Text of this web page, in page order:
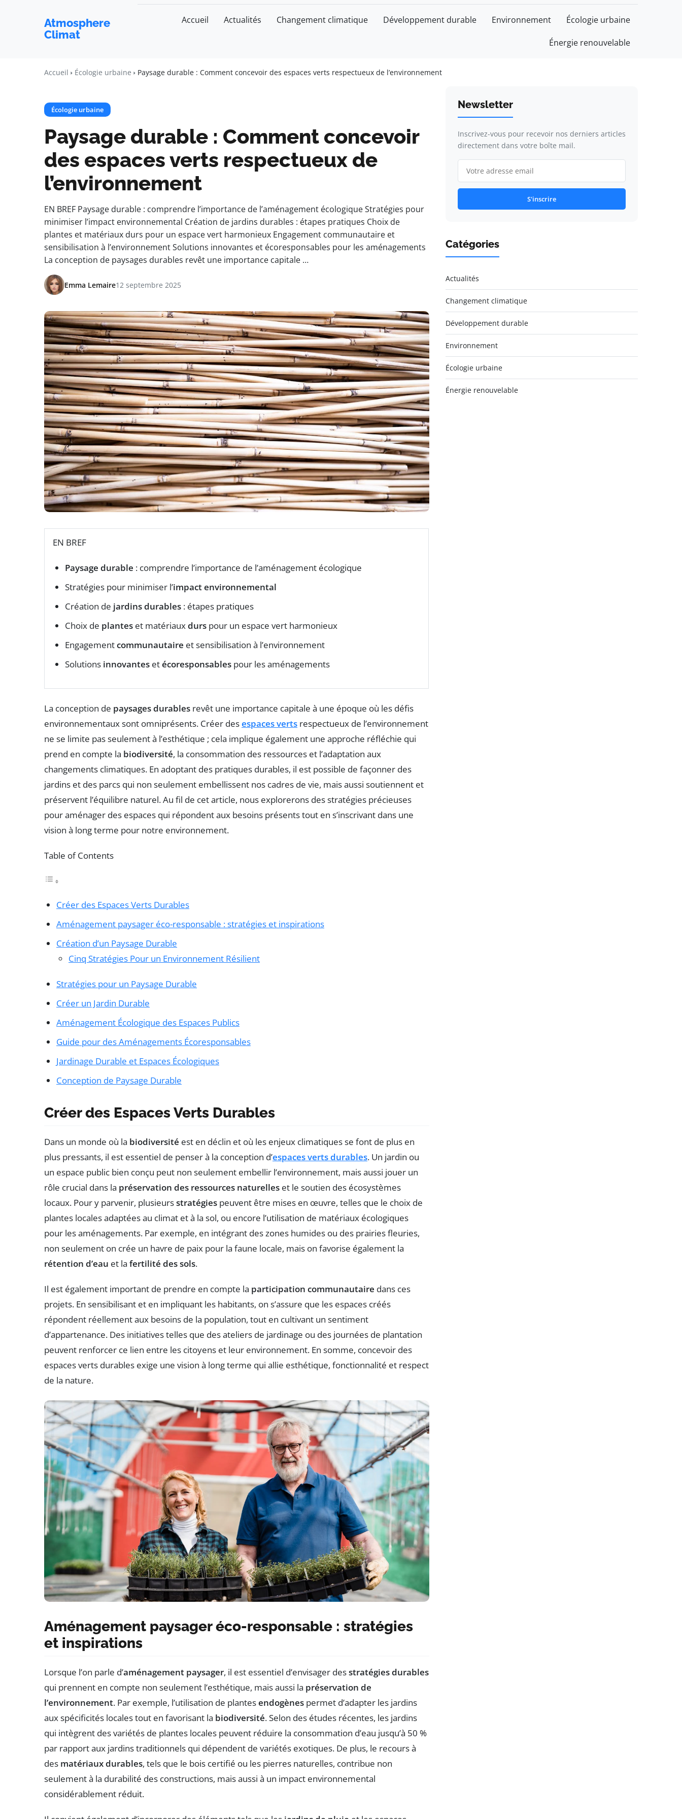
Atmosphere
Climat
Accueil Actualités Changement climatique Développement durable Environnement Écologie urbaine
Énergie renouvelable
Accueil Écologie urbaine Paysage durable : Comment concevoir des espaces verts respectueux de l’environnement
Écologie urbaine
Paysage durable : Comment concevoir
des espaces verts respectueux de
l’environnement
EN BREF Paysage durable : comprendre l’importance de l’aménagement écologique Stratégies pour
minimiser l’impact environnemental Création de jardins durables : étapes pratiques Choix de
plantes et matériaux durs pour un espace vert harmonieux Engagement communautaire et
sensibilisation à l’environnement Solutions innovantes et écoresponsables pour les aménagements
La conception de paysages durables revêt une importance capitale …
Emma Lemaire12 septembre 2025
EN BREF
Paysage durable : comprendre l’importance de l’aménagement écologique
Stratégies pour minimiser l’impact environnemental
Création de jardins durables : étapes pratiques
Choix de plantes et matériauxdurs pour un espace vert harmonieux
Engagementcommunautaire et sensibilisation à l’environnement
Solutions innovantes etécoresponsables pour les aménagements
La conception de paysages durables revêt une importance capitale à une époque où les défis
environnementaux sont omniprésents. Créer desespaces verts respectueux de l’environnement
ne se limite pas seulement à l’esthétique ; cela implique également une approche réfléchie qui
prend en compte la biodiversité, la consommation des ressources et l’adaptation aux
changements climatiques. En adoptant des pratiques durables, il est possible de façonner des
jardins et des parcs qui non seulement embellissent nos cadres de vie, mais aussi soutiennent et
préservent l’équilibre naturel. Au fil de cet article, nous explorerons des stratégies précieuses
pour aménager des espaces qui répondent aux besoins présents tout en s’inscrivant dans une
vision à long terme pour notre environnement.
Table of Contents
Créer des Espaces Verts Durables
Aménagement paysager éco-responsable : stratégies et inspirations
Création d’un Paysage Durable
Cinq Stratégies Pour un Environnement Résilient
Stratégies pour un Paysage Durable
Créer un Jardin Durable
Aménagement Écologique des Espaces Publics
Guide pour des Aménagements Écoresponsables
Jardinage Durable et Espaces Écologiques
Conception de Paysage Durable
Créer des Espaces Verts Durables
Dans un monde où la biodiversité est en déclin et où les enjeux climatiques se font de plus en
plus pressants, il est essentiel de penser à la conception d’espaces verts durables. Un jardin ou
un espace public bien conçu peut non seulement embellir l’environnement, mais aussi jouer un
rôle crucial dans la préservation des ressources naturelles et le soutien des écosystèmes
locaux. Pour y parvenir, plusieursstratégies peuvent être mises en œuvre, telles que le choix de
plantes locales adaptées au climat et à la sol, ou encore l’utilisation de matériaux écologiques
pour les aménagements. Par exemple, en intégrant des zones humides ou des prairies fleuries,
non seulement on crée un havre de paix pour la faune locale, mais on favorise également la
rétention d’eau et la fertilité des sols.
Il est également important de prendre en compte la participation communautaire dans ces
projets. En sensibilisant et en impliquant les habitants, on s’assure que les espaces créés
répondent réellement aux besoins de la population, tout en cultivant un sentiment
d’appartenance. Des initiatives telles que des ateliers de jardinage ou des journées de plantation
peuvent renforcer ce lien entre les citoyens et leur environnement. En somme, concevoir des
espaces verts durables exige une vision à long terme qui allie esthétique, fonctionnalité et respect
de la nature.
Aménagement paysager éco-responsable : stratégies
et inspirations
Lorsque l’on parle d’aménagement paysager, il est essentiel d’envisager desstratégies durables
qui prennent en compte non seulement l’esthétique, mais aussi la préservation de
l’environnement. Par exemple, l’utilisation de plantesendogènes permet d’adapter les jardins
aux spécificités locales tout en favorisant la biodiversité. Selon des études récentes, les jardins
qui intègrent des variétés de plantes locales peuvent réduire la consommation d’eau jusqu’à 50 %
par rapport aux jardins traditionnels qui dépendent de variétés exotiques. De plus, le recours à
des matériaux durables, tels que le bois certifié ou les pierres naturelles, contribue non
seulement à la durabilité des constructions, mais aussi à un impact environnemental
considérablement réduit.
Newsletter
Inscrivez-vous pour recevoir nos derniers articles
directement dans votre boîte mail.
S'inscrire
Catégories
Actualités
Changement climatique
Développement durable
Environnement
Écologie urbaine
Énergie renouvelable